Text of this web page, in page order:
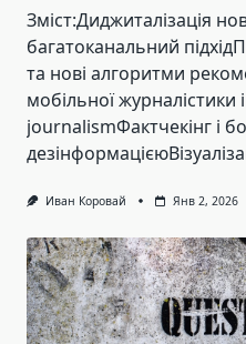
Зміст:Диджиталізація
багатоканальний
та нові алгоритми
мобільної журналістики
journalismФактчекінг і
Иван Коровай Янв 2, 2026